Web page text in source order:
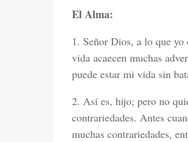
El Alma:
1. Señor Dios, a lo que yo
vida acaecen muchas
puede estar mi vida sin
2. Así es, hijo; pero no
contrariedades. Antes
muchas contrariedades,